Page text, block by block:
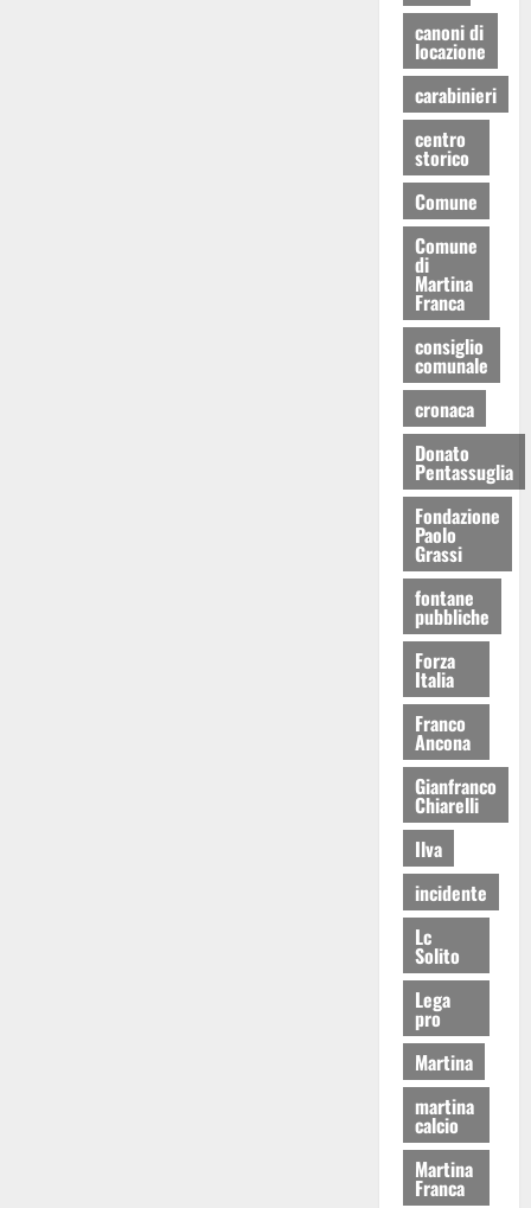
canoni di
locazione
carabinieri
centro
storico
Comune
Comune
di
Martina
Franca
consiglio
comunale
cronaca
Donato
Pentassuglia
Fondazione
Paolo
Grassi
fontane
pubbliche
Forza
Italia
Franco
Ancona
Gianfranco
Chiarelli
Ilva
incidente
Lc
Solito
Lega
pro
Martina
martina
calcio
Martina
Franca